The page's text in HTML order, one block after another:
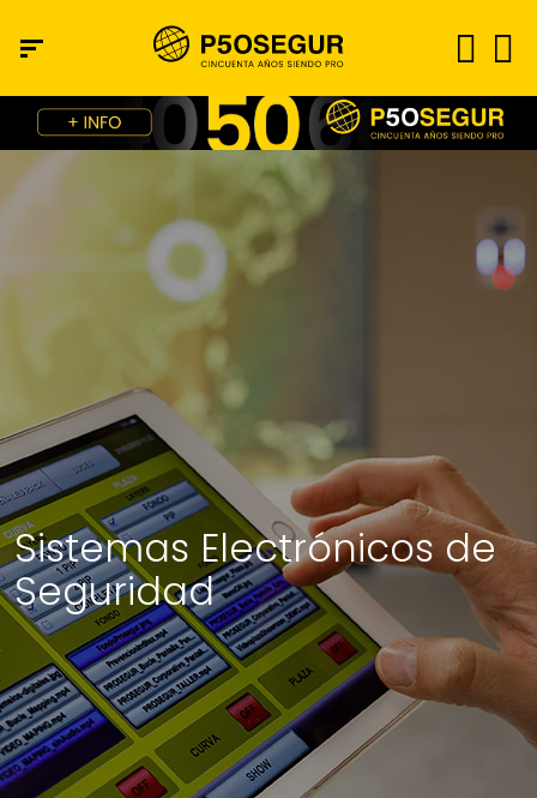
Sistemas Electrónicos de
Seguridad